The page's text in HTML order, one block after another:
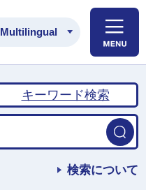
土浦市公式ホームペ
Multilingual
キーワード検索
検索について